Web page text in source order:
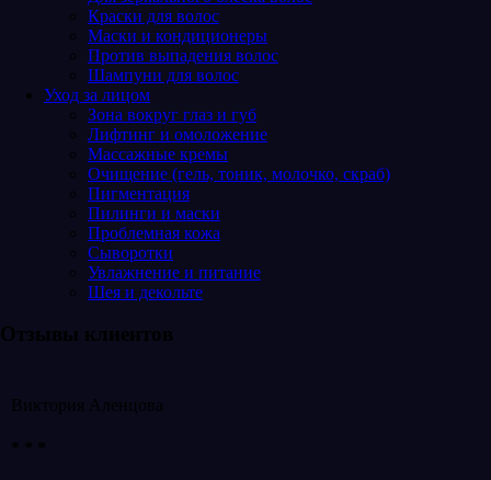
Краски для волос
Маски и кондиционеры
Против выпадения волос
Шампуни для волос
Уход за лицом
Зона вокруг глаз и губ
Лифтинг и омоложение
Массажные кремы
Очищение (гель, тоник, молочко, скраб)
Пигментация
Пилинги и маски
Проблемная кожа
Сыворотки
Увлажнение и питание
Шея и декольте
Отзывы клиентов
Виктория Аленцова
* * *